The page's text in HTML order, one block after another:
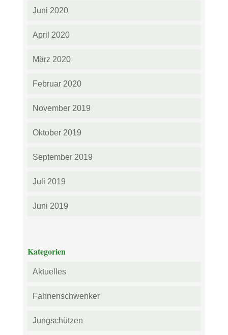
Juni 2020
April 2020
März 2020
Februar 2020
November 2019
Oktober 2019
September 2019
Juli 2019
Juni 2019
Kategorien
Aktuelles
Fahnenschwenker
Jungschützen